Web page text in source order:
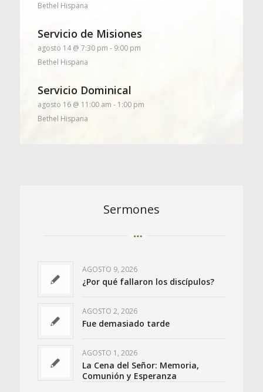
Bethel Hispana
Servicio de Misiones
agosto 14 @ 7:30 pm - 9:00 pm
Bethel Hispana
Servicio Dominical
agosto 16 @ 11:00 am - 1:00 pm
Bethel Hispana
Sermones
AGOSTO 9, 2026
¿Por qué fallaron los discípulos?
AGOSTO 2, 2026
Fue demasiado tarde
AGOSTO 1, 2026
La Cena del Señor: Memoria,
Comunión y Esperanza